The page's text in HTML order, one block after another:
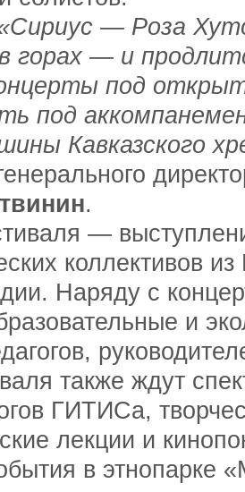
— Роза
горах — и
под
под
Кавказского
.
—
коллективов
Наряду с
и
также ждут
ГИТИСа,
лекции и
в этнопарке